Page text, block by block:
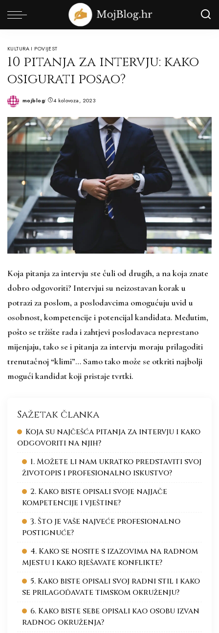
KULTURA I POVIJEST
10 pitanja za intervju: kako
osigurati posao?
Posted
mojblog 4 kolovoza, 2023
Koja pitanja za intervju ste čuli od drugih, a na koja znate
dobro odgovoriti? Intervjui su neizostavan korak u
potrazi za poslom, a poslodavcima omogućuju uvid u
osobnost, kompetencije i potencijal kandidata. Međutim,
pošto se tržište rada i zahtjevi poslodavaca neprestano
mijenjaju, tako se i pitanja za intervju moraju prilagoditi
trenutačnoj “klimi”… Samo tako može se otkriti najbolji
mogući kandidat koji pristaje tvrtki.
Sažetak članka
Koja su najčešća pitanja za intervju i kako
odgovoriti na njih?
1. Možete li nam ukratko predstaviti svoj
životopis i profesionalno iskustvo?
2. Kako biste opisali svoje najjače
kompetencije i vještine?
3. Što je vaše najveće profesionalno
postignuće?
4. Kako se nosite s izazovima na radnom
mjestu i kako rješavate konflikte?
5. Kako biste opisali svoj radni stil i kako
se prilagođavate timskom okruženju?
6. Kako biste sebe opisali kao osobu izvan
radnog okruženja?